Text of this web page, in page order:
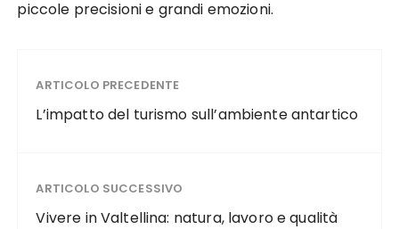
piccole precisioni e grandi emozioni.
ARTICOLO PRECEDENTE
L’impatto del turismo sull’ambiente antartico
ARTICOLO SUCCESSIVO
Vivere in Valtellina: natura, lavoro e qualità